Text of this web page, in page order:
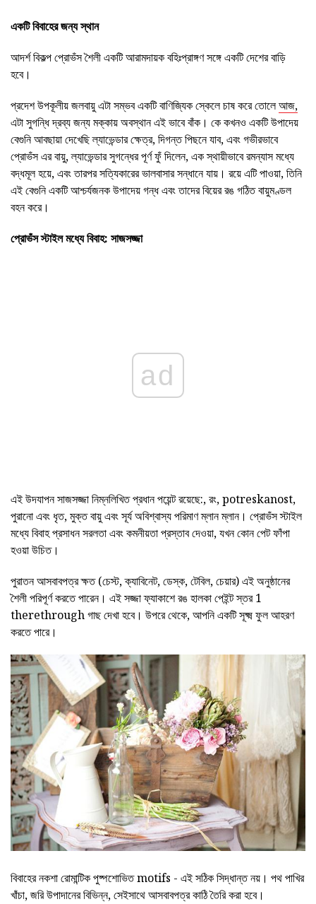
একটি বিবাহের জন্য স্থান
আদর্শ বিকল্প প্রোভঁস শৈলী একটি আরামদায়ক বহিঃপ্রাঙ্গণ সঙ্গে একটি দেশের বাড়ি
হবে।
প্রদেশ উপকূলীয় জলবায়ু এটা সম্ভব একটি বাণিজ্যিক স্কেলে চাষ করে তোলেআজ,
এটা সুগন্ধি দ্রব্য জন্য মক্কায় অবস্থান এই ভাবে বাঁক। কে কখনও একটি উপাদেয়
বেগুনি আবছায়া দেখেছি ল্যাভেন্ডার ক্ষেত্র, দিগন্ত পিছনে যাব, এবং গভীরভাবে
প্রোভঁস এর বায়ু, ল্যাভেন্ডার সুগন্ধের পূর্ণ ফুঁ দিলেন, এক স্থায়ীভাবে রমন্যাস মধ্যে
বদ্ধমূল হয়ে, এবং তারপর সত্যিকারের ভালবাসার সন্ধানে যায়। রয়ে এটি পাওয়া, তিনি
এই বেগুনি একটি আশ্চর্যজনক উপাদেয় গন্ধ এবং তাদের বিয়ের রঙ গঠিত বায়ুমণ্ডল
বহন করে।
প্রোভঁস স্টাইল মধ্যে বিবাহ: সাজসজ্জা
ad
এই উদযাপন সাজসজ্জা নিম্নলিখিত প্রধান পয়েন্ট রয়েছে:, রং, potreskanost,
পুরানো এবং ধৃত, মুক্ত বায়ু এবং সূর্য অবিশ্বাস্য পরিমাণ ম্লান ম্লান। প্রোভঁস স্টাইল
মধ্যে বিবাহ প্রসাধন সরলতা এবং কমনীয়তা প্রস্তাব দেওয়া, যখন কোন পেট ফাঁপা
হওয়া উচিত।
পুরাতন আসবাবপত্র ক্ষত (চেস্ট, ক্যাবিনেট, ডেস্ক, টেবিল, চেয়ার) এই অনুষ্ঠানের
শৈলী পরিপূর্ণ করতে পারেন। এই সজ্জা ফ্যাকাশে রঙ হালকা পেইন্ট স্তর 1
therethrough গাছ দেখা হবে। উপরে থেকে, আপনি একটি সূক্ষ্ম ফুল আহরণ
করতে পারে।
বিবাহের নকশা রোমান্টিক পুষ্পশোভিত motifs - এই সঠিক সিদ্ধান্ত নয়। পথ পাখির
খাঁচা, জরি উপাদানের বিভিন্ন, সেইসাথে আসবাবপত্র কাঠি তৈরি করা হবে।